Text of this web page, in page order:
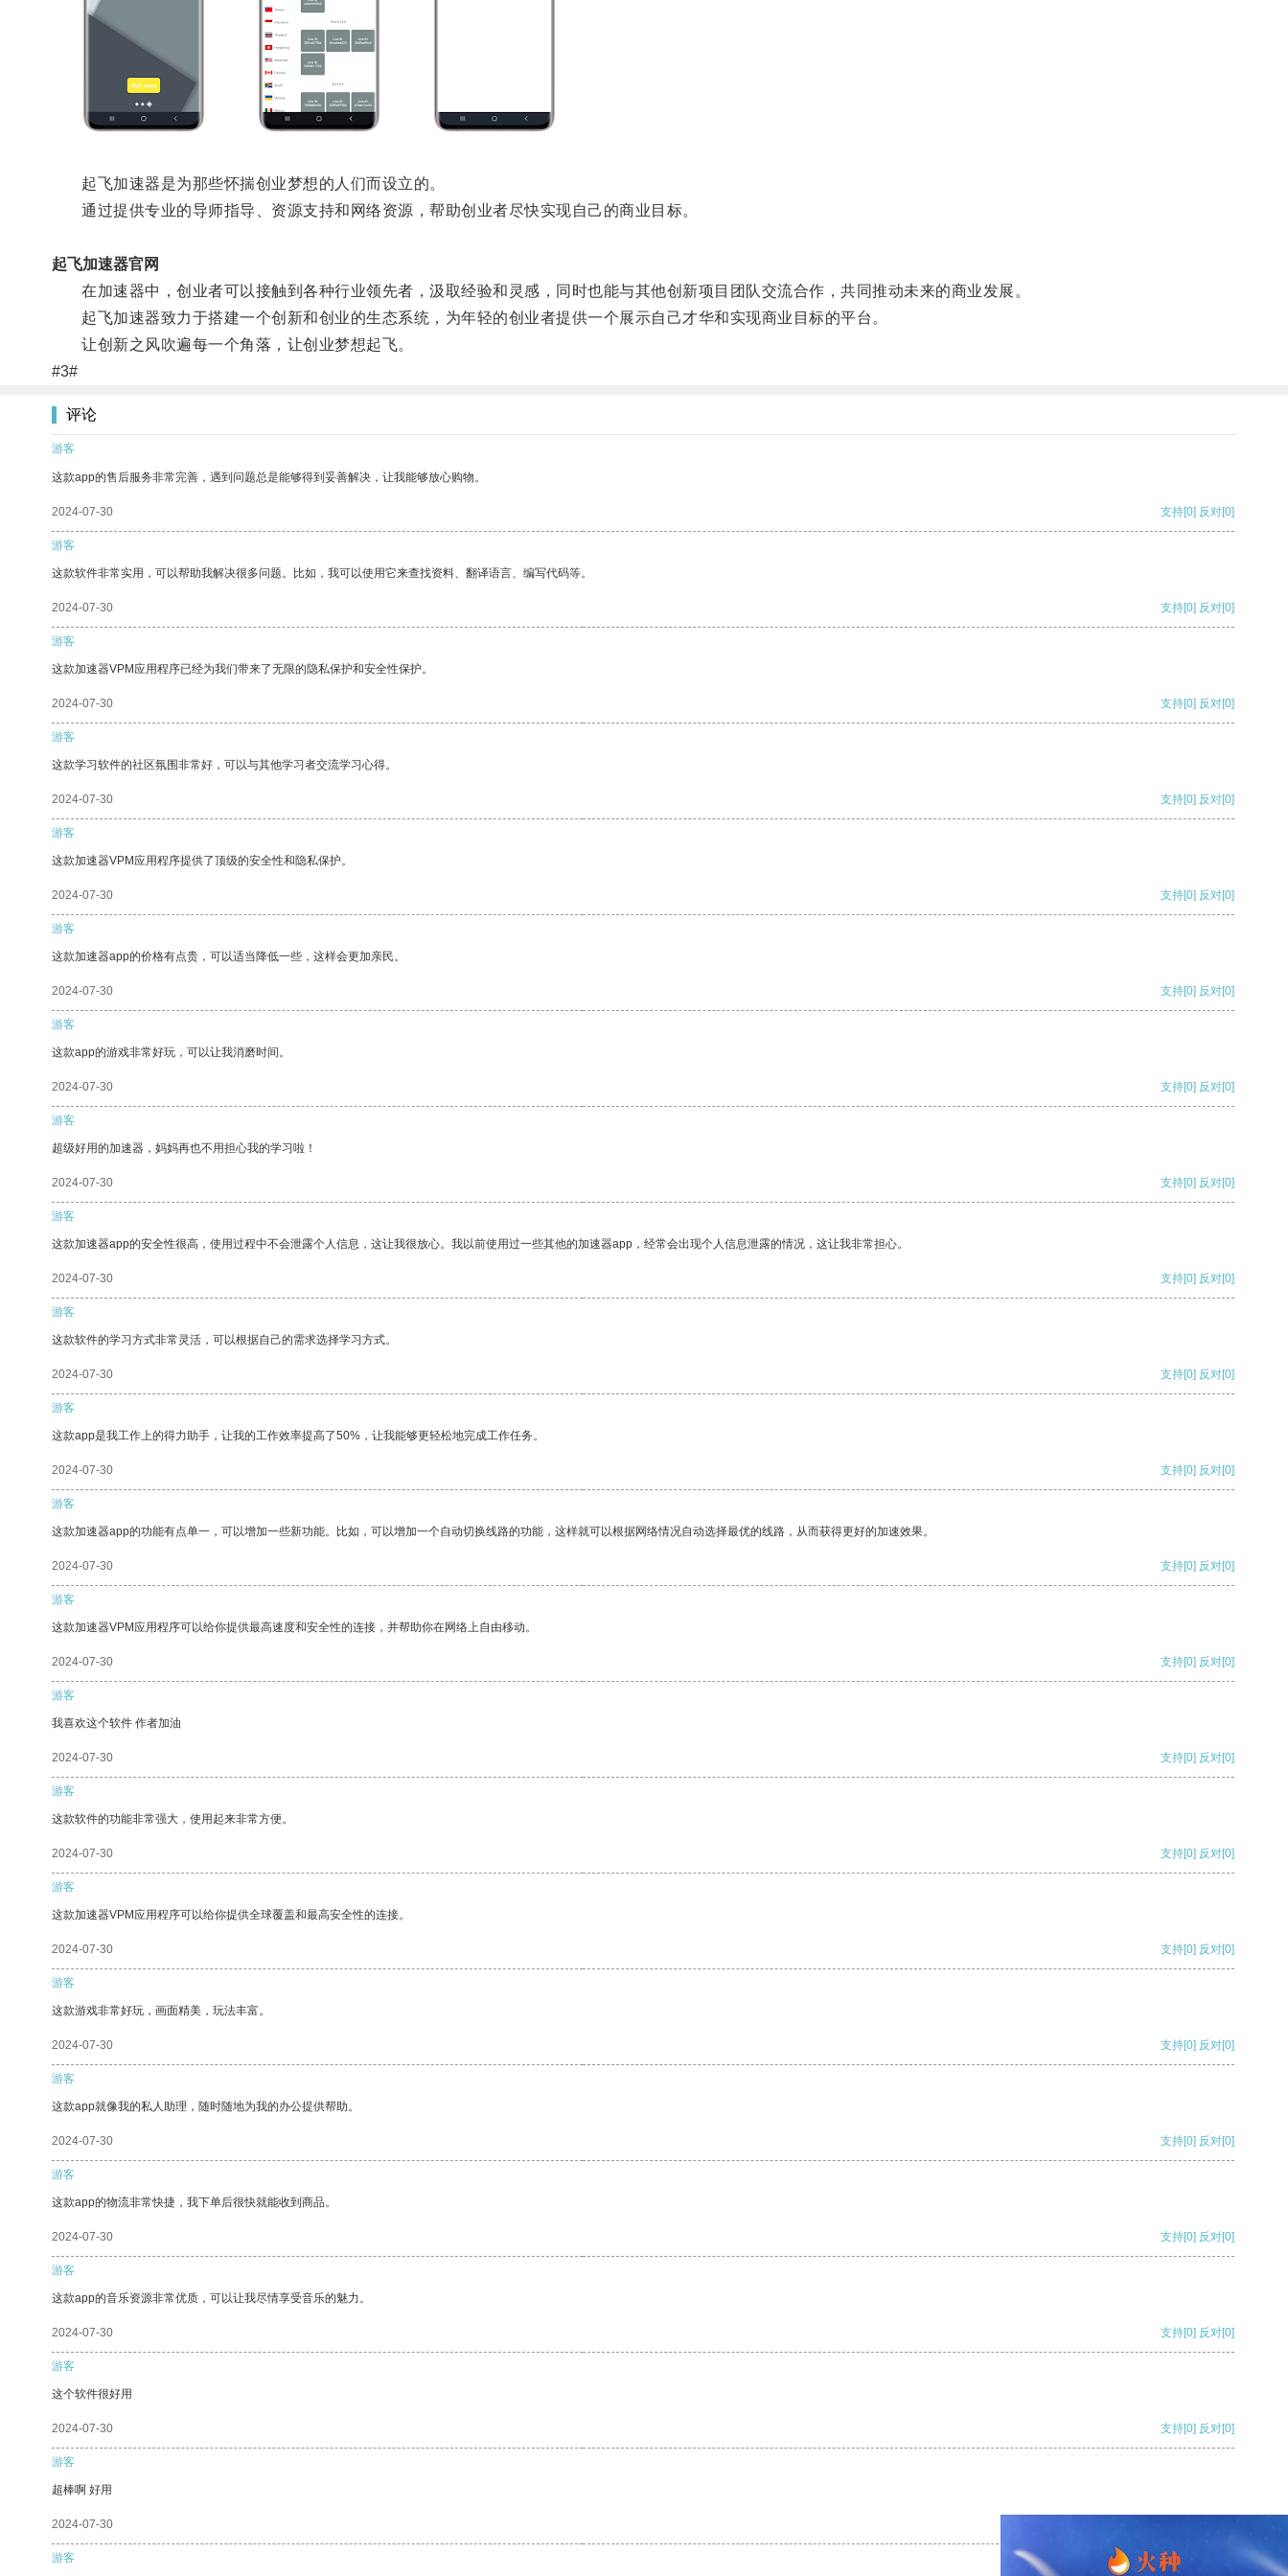
起飞加速器是为那些怀揣创业梦想的人们而设立的。
通过提供专业的导师指导、资源支持和网络资源，帮助创业者尽快实现自己的商业目标。
起飞加速器官网
在加速器中，创业者可以接触到各种行业领先者，汲取经验和灵感，同时也能与其他创新项目团队交流合作，共同推动未来的商业发展。
起飞加速器致力于搭建一个创新和创业的生态系统，为年轻的创业者提供一个展示自己才华和实现商业目标的平台。
让创新之风吹遍每一个角落，让创业梦想起飞。
#3#
评论
游客
这款app的售后服务非常完善，遇到问题总是能够得到妥善解决，让我能够放心购物。
2024-07-30 支持[0] 反对[0]
游客
这款软件非常实用，可以帮助我解决很多问题。比如，我可以使用它来查找资料、翻译语言、编写代码等。
2024-07-30 支持[0] 反对[0]
游客
这款加速器VPM应用程序已经为我们带来了无限的隐私保护和安全性保护。
2024-07-30 支持[0] 反对[0]
游客
这款学习软件的社区氛围非常好，可以与其他学习者交流学习心得。
2024-07-30 支持[0] 反对[0]
游客
这款加速器VPM应用程序提供了顶级的安全性和隐私保护。
2024-07-30 支持[0] 反对[0]
游客
这款加速器app的价格有点贵，可以适当降低一些，这样会更加亲民。
2024-07-30 支持[0] 反对[0]
游客
这款app的游戏非常好玩，可以让我消磨时间。
2024-07-30 支持[0] 反对[0]
游客
超级好用的加速器，妈妈再也不用担心我的学习啦！
2024-07-30 支持[0] 反对[0]
游客
这款加速器app的安全性很高，使用过程中不会泄露个人信息，这让我很放心。我以前使用过一些其他的加速器app，经常会出现个人信息泄露的情况，这让我非常担心。
2024-07-30 支持[0] 反对[0]
游客
这款软件的学习方式非常灵活，可以根据自己的需求选择学习方式。
2024-07-30 支持[0] 反对[0]
游客
这款app是我工作上的得力助手，让我的工作效率提高了50%，让我能够更轻松地完成工作任务。
2024-07-30 支持[0] 反对[0]
游客
这款加速器app的功能有点单一，可以增加一些新功能。比如，可以增加一个自动切换线路的功能，这样就可以根据网络情况自动选择最优的线路，从而获得更好的加速效果。
2024-07-30 支持[0] 反对[0]
游客
这款加速器VPM应用程序可以给你提供最高速度和安全性的连接，并帮助你在网络上自由移动。
2024-07-30 支持[0] 反对[0]
游客
我喜欢这个软件 作者加油
2024-07-30 支持[0] 反对[0]
游客
这款软件的功能非常强大，使用起来非常方便。
2024-07-30 支持[0] 反对[0]
游客
这款加速器VPM应用程序可以给你提供全球覆盖和最高安全性的连接。
2024-07-30 支持[0] 反对[0]
游客
这款游戏非常好玩，画面精美，玩法丰富。
2024-07-30 支持[0] 反对[0]
游客
这款app就像我的私人助理，随时随地为我的办公提供帮助。
2024-07-30 支持[0] 反对[0]
游客
这款app的物流非常快捷，我下单后很快就能收到商品。
2024-07-30 支持[0] 反对[0]
游客
这款app的音乐资源非常优质，可以让我尽情享受音乐的魅力。
2024-07-30 支持[0] 反对[0]
游客
这个软件很好用
2024-07-30 支持[0] 反对[0]
游客
超棒啊 好用
2024-07-30
游客